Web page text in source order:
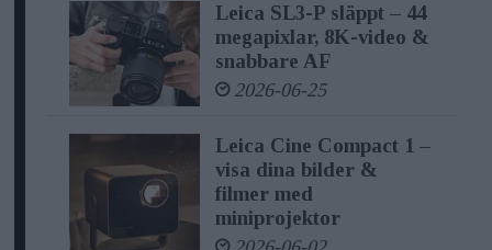
Leica SL3-P släppt – 44
megapixlar, 8K-video &
snabbare AF
2026-06-25
Leica Cine Compact 1 –
visa dina bilder &
filmer med
miniprojektor